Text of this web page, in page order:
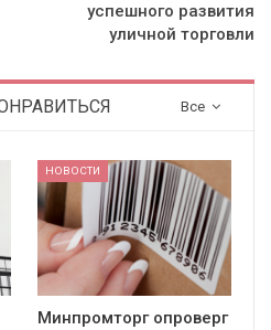
успешного развития
уличной торговли
Все
НОВОСТИ
Минпромторг опроверг